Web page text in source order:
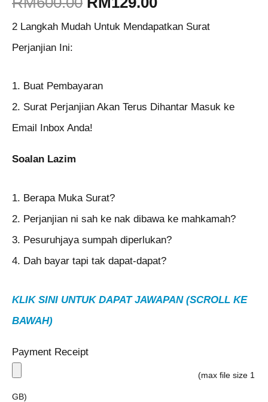
2 Langkah Mudah Untuk Mendapatkan Surat
Perjanjian Ini:
1. Buat Pembayaran
2. Surat Perjanjian Akan Terus Dihantar Masuk ke
Email Inbox Anda!
Soalan Lazim
1. Berapa Muka Surat?
2. Perjanjian ni sah ke nak dibawa ke mahkamah?
3. Pesuruhjaya sumpah diperlukan?
4. Dah bayar tapi tak dapat-dapat?
KLIK SINI UNTUK DAPAT JAWAPAN (SCROLL KE
BAWAH)
Payment Receipt
(max file size 1
GB)